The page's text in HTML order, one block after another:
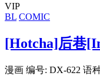
VIP
BL COMIC
[Hotcha]后巷
漫画 编号: DX-622 语